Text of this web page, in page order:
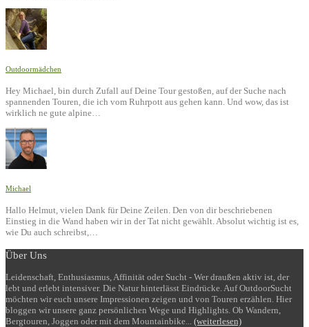
Outdoormädchen
Hey Michael, bin durch Zufall auf Deine Tour gestoßen, auf der Suche nach
spannenden Touren, die ich vom Ruhrpott aus gehen kann. Und wow, das ist
wirklich ne gute alpine…
Michael
Hallo Helmut, vielen Dank für Deine Zeilen. Den von dir beschriebenen
Einstieg in die Wand haben wir in der Tat nicht gewählt. Absolut wichtig ist es,
wie Du auch schreibst,…
Über Uns
Leidenschaft, Enthusiasmus, Affinität oder Sucht - Wer draußen aktiv ist, der
lebt und erlebt intensiver. Die Natur hinterlässt Eindrücke. Auf OutdoorSucht
möchten wir euch unsere Impressionen zeigen und von Touren erzählen. Hier
bloggen wir unsere ganz persönlichen Wege und Highlights. Ob Wandern,
Bergtouren, Joggen oder mit dem Mountainbike... (weiterlesen)